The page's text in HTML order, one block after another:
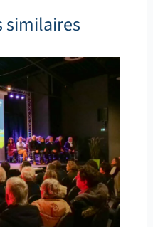
similaires